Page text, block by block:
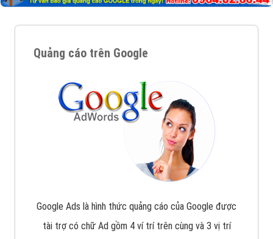
Quảng cáo trên Google
Google Ads là hình thức quảng cáo của Google được
tài trợ có chữ Ad gồm 4 ví trí trên cùng và 3 vị trí